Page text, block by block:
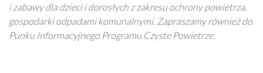
i zabawy dla dzieci i dorosłych z zakresu ochrony powietrza,
gospodarki odpadami komunalnymi. Zapraszamy również do
Punku Informacyjnego Programu Czyste Powietrze.